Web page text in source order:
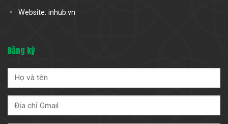
Website: inhub.vn
Đăng ký